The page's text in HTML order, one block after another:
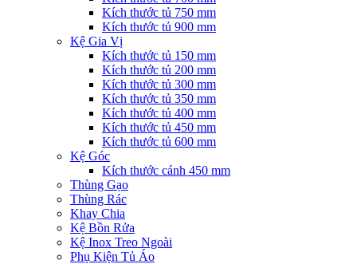
Kích thước tủ 750 mm
Kích thước tủ 900 mm
Kệ Gia Vị
Kích thước tủ 150 mm
Kích thước tủ 200 mm
Kích thước tủ 300 mm
Kích thước tủ 350 mm
Kích thước tủ 400 mm
Kích thước tủ 450 mm
Kích thước tủ 600 mm
Kệ Góc
Kích thước cánh 450 mm
Thùng Gạo
Thùng Rác
Khay Chia
Kệ Bồn Rửa
Kệ Inox Treo Ngoài
Phụ Kiện Tủ Áo